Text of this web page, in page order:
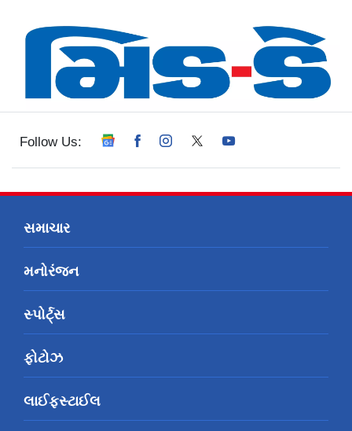
Follow Us:
સમાચાર
મનોરંજન
સ્પોર્ટ્સ
ફોટોઝ
લાઈફસ્ટાઈલ